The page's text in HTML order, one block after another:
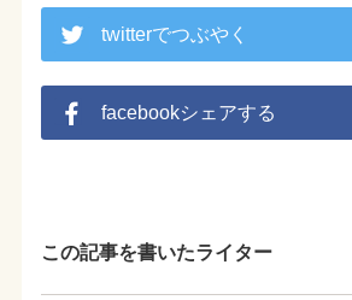
twitterでつぶやく
facebookシェアする
この記事を書いたライター